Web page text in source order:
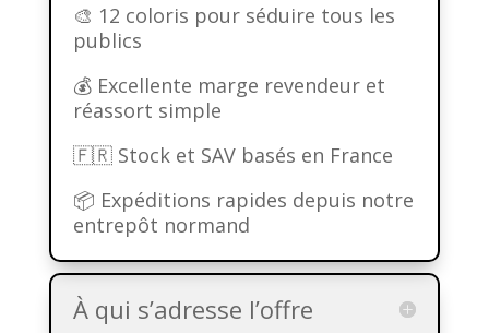
🎨 12 coloris pour séduire tous les
publics
💰 Excellente marge revendeur et
réassort simple
🇫🇷 Stock et SAV basés en France
📦 Expéditions rapides depuis notre
entrepôt normand
À qui s’adresse l’offre